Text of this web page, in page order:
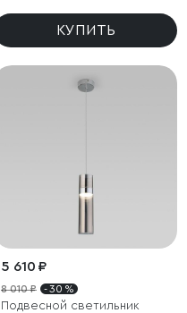
КУПИТЬ
5 610 ₽
8 010 ₽ - 30 %
Подвесной светильник